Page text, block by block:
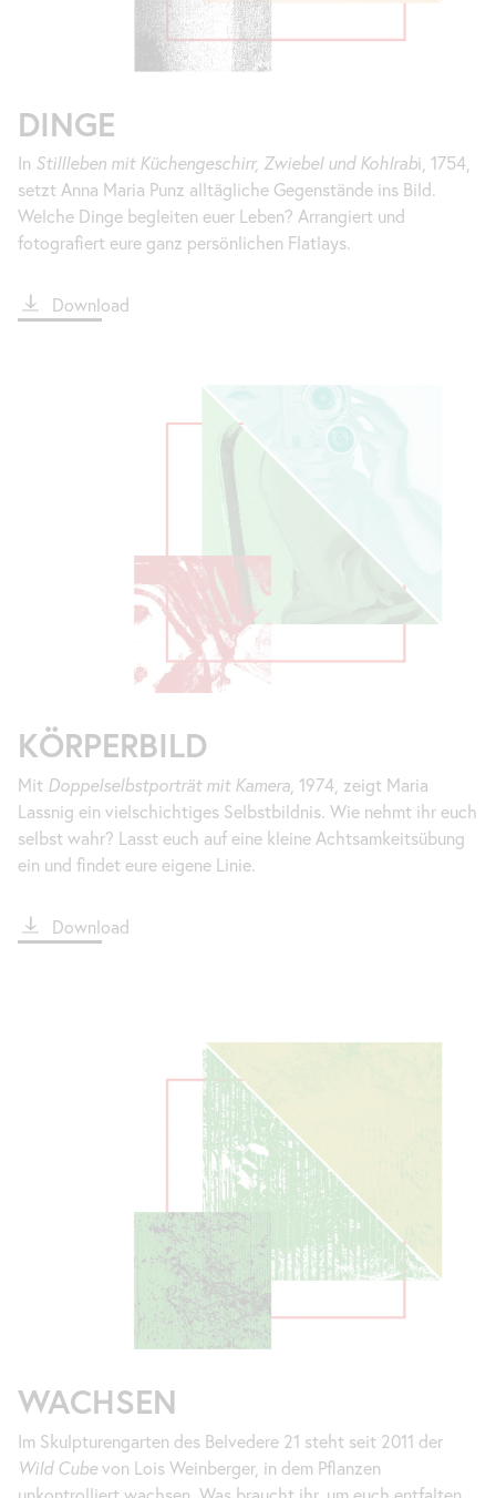
DINGE
In Stillleben mit Küchengeschirr, Zwiebel und Kohlrabi, 1754,
setzt Anna Maria Punz alltägliche Gegenstände ins Bild.
Welche Dinge begleiten euer Leben? Arrangiert und
fotografiert eure ganz persönlichen Flatlays.
File Download
KÖRPERBILD
Mit Doppelselbstporträt mit Kamera , 1974, zeigt Maria
Lassnig ein vielschichtiges Selbstbildnis. Wie nehmt ihr euch
selbst wahr? Lasst euch auf eine kleine Achtsamkeitsübung
ein und findet eure eigene Linie.
File Download
WACHSEN
Im Skulpturengarten des Belvedere 21 steht seit 2011 der
Wild Cubevon Lois Weinberger, in dem Pflanzen